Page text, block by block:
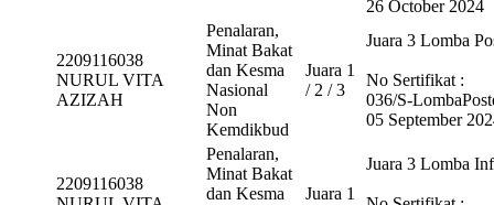
26 October 2024
2209116038
NURUL VITA
AZIZAH
Penalaran,
Minat Bakat
dan Kesma
Nasional
Non
Kemdikbud
Juara 1
/ 2 / 3
Juara 3 Lomba
No Sertifikat :
036/S-
05 September
2209116038
Penalaran,
Minat Bakat
dan Kesma
Juara 1
Juara 3 Lomba